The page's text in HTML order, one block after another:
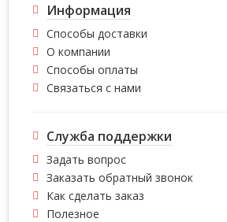
Информация
Способы доставки
О компании
Способы оплаты
Связаться с нами
Служба поддержки
Задать вопрос
Заказать обратный звонок
Как сделать заказ
Полезное